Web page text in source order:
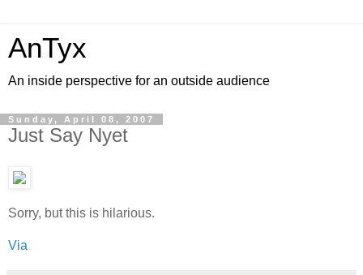
AnTyx
An inside perspective for an outside audience
Sunday, April 08, 2007
Just Say Nyet
Sorry, but this is hilarious.
Via